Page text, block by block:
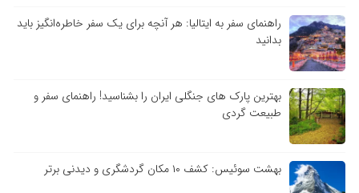
راهنمای سفر به ایتالیا: هر آنچه برای یک سفر خاطره‌انگیز باید
بدانید
بهترین پارک های جنگلی ایران را بشناسید! راهنمای سفر و
طبیعت گردی
بهشت سوئیس: کشف ۱۰ مکان گردشگری و دیدنی برتر